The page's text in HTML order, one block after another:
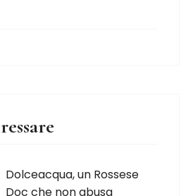
Dolceacqua, un Rossese
Doc che non abusa